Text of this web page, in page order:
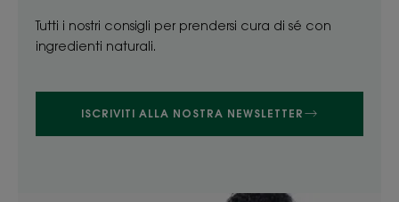
Tutti i nostri consigli per prendersi cura di sé con
ingredienti naturali.
ISCRIVITI ALLA NOSTRA NEWSLETTER